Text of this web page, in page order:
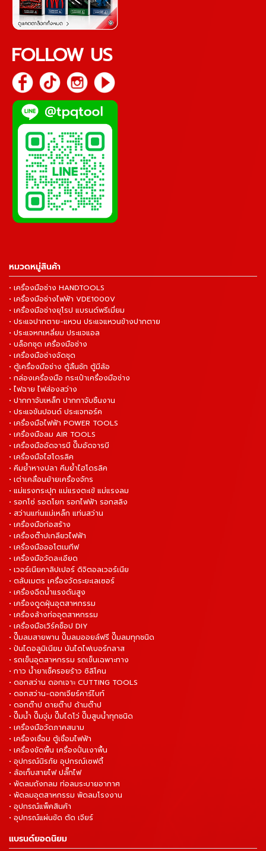
FOLLOW US
หมวดหมู่สินค้า
• เครื่องมือช่าง HANDTOOLS
• เครื่องมือช่างไฟฟ้า VDE1000V
• เครื่องมือช่างยุโรป แบรนด์พรีเมี่ยม
• ประแจปากตาย-แหวน ประแจแหวนข้างปากตาย
• ประแจหกเหลี่ยม ประแจแอล
• บล็อกชุด เครื่องมือช่าง
• เครื่องมือช่างจัดชุด
• ตู้เครื่องมือช่าง ตู้ลิ้นชัก ตู้มีล้อ
• กล่องเครื่องมือ กระเป๋าเครื่องมือช่าง
• ไฟฉาย ไฟส่องสว่าง
• ปากกาจับเหล็ก ปากกาจับชิ้นงาน
• ประแจขันปอนด์ ประแจทอร์ค
• เครื่องมือไฟฟ้า POWER TOOLS
• เครื่องมือลม AIR TOOLS
• เครื่องมืออัดจารบี ปั๊มอัดจารบี
• เครื่องมือไฮโดรลิค
• คีมย้ำหางปลา คีมย้ำไฮโดรลิค
• เต่าเคลื่อนย้ายเครื่องจักร
• แม่แรงกระปุก แม่แรงตะเข้ แม่แรงลม
• รอกโซ่ รอดโยก รอกไฟฟ้า รอกสลิง
• สว่านแท่นแม่เหล็ก แท่นสว่าน
• เครื่องมือก่อสร้าง
• เครื่องต๊าปเกลียวไฟฟ้า
• เครื่องมือออโตเมทีฟ
• เครื่องมือวัดละเอียด
• เวอร์เนียคาลิปเปอร์ ดิจิตอลเวอร์เนีย
• ตลับเมตร เครื่องวัดระยะเลเซอร์
• เครื่องฉีดน้ำแรงดันสูง
• เครื่องดูดฝุ่นอุตสาหกรรม
• เครื่องล้างท่ออุตสาหกรรม
• เครื่องมือเวิร์คช็อป DIY
• ปั๊มลมสายพาน ปั๊มลมออยล์ฟรี ปั๊มลมทุกชนิด
• ปันไดอลูมิเนียม บันไดไฟเบอร์กลาส
• รถเข็นอุตสาหกรรม รถเข็นเฉพาะทาง
• กาว น้ำยาเช็ครอยร้าว ซิลิโคน
• ดอกสว่าน ดอกเจาะ CUTTING TOOLS
• ดอกสว่าน-ดอกเจียร์คาร์ไบท์
• ดอกต๊าป ดายต๊าป ด้ามต๊าป
• ปั๊มน้ำ ปั๊มจุ่ม ปั๊มไดโว่ ปั๊มสูบน้ำทุกชนิด
• เครื่องมือวัดภาคสนาม
• เครื่องเชื่อม ตู้เชื่อมไฟฟ้า
• เครื่องขัดพื้น เครื่องปั่นเงาพื้น
• อุปกรณ์นิรภัย อุปกรณ์เซฟตี้
• ล้อเก็บสายไฟ ปลั๊กไฟ
• พัดลมถังกลม ท่อลมระบายอากาศ
• พัดลมอุตสาหกรรม พัดลมโรงงาน
• อุปกรณ์แพ็คสินค้า
• อุปกรณ์แผ่นขัด ตัด เจียร์
แบรนด์ยอดนิยม